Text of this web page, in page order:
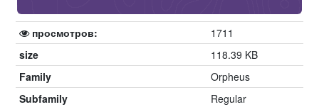
просмотров:
1711
size
118.39 KB
Family
Orpheus
Subfamily
Regular